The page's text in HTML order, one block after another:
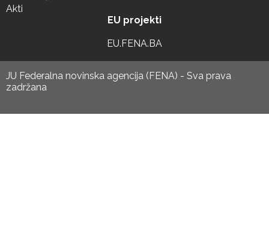
Akti
EU projekti
EU.FENA.BA
JU Federalna novinska agencija (FENA) - Sva prava
zadržana